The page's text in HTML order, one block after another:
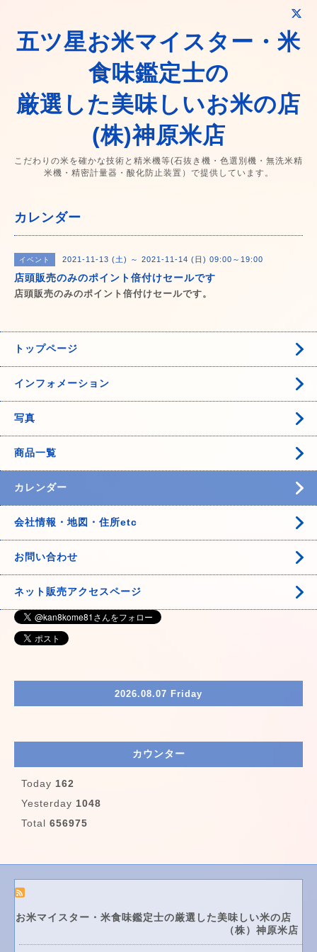
五ツ星お米マイスター・米
食味鑑定士の
厳選した美味しいお米の店
(株)神原米店
こだわりの米を確かな技術と精米機等(石抜き機・色選別機・無洗米精
米機・精密計量器・酸化防止装置）で提供しています。
カレンダー
イベント 2021-11-13 (土) ～ 2021-11-14 (日) 09:00～19:00
店頭販売のみのポイント倍付けセールです
店頭販売のみのポイント倍付けセールです。
トップページ
インフォメーション
写真
商品一覧
カレンダー
会社情報・地図・住所etc
お問い合わせ
ネット販売アクセスページ
2026.08.07 Friday
カウンター
Today 162
Yesterday 1048
Total 656975
お米マイスター・米食味鑑定士の厳選した美味しい米の店
（株）神原米店